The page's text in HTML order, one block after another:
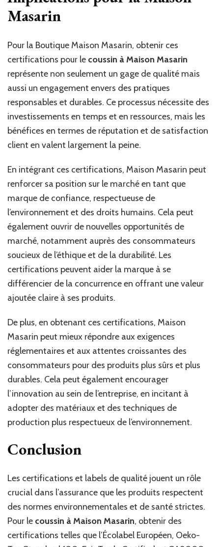
Masarin
Pour la Boutique Maison Masarin, obtenir ces
certifications pour le coussin à Maison Masarin
représente non seulement un gage de qualité mais
aussi un engagement envers des pratiques
responsables et durables. Ce processus nécessite des
investissements en temps et en ressources, mais les
bénéfices en termes de réputation et de satisfaction
client en valent largement la peine.
En intégrant ces certifications, Maison Masarin peut
renforcer sa position sur le marché en tant que
marque de confiance, respectueuse de
l’environnement et des droits humains. Cela peut
également ouvrir de nouvelles opportunités de
marché, notamment auprès des consommateurs
soucieux de l’éthique et de la durabilité. Les
certifications peuvent aider la marque à se
différencier de la concurrence en offrant une valeur
ajoutée claire à ses produits.
De plus, en obtenant ces certifications, Maison
Masarin peut mieux répondre aux exigences
réglementaires et aux attentes croissantes des
consommateurs pour des produits plus sûrs et plus
durables. Cela peut également encourager
l’innovation au sein de l’entreprise, en incitant à
adopter des matériaux et des techniques de
production plus respectueux de l’environnement.
Conclusion
Les certifications et labels de qualité jouent un rôle
crucial dans l’assurance que les produits respectent
des normes environnementales et de santé strictes.
Pour le coussin à Maison Masarin, obtenir des
certifications telles que l’Écolabel Européen, Oeko-